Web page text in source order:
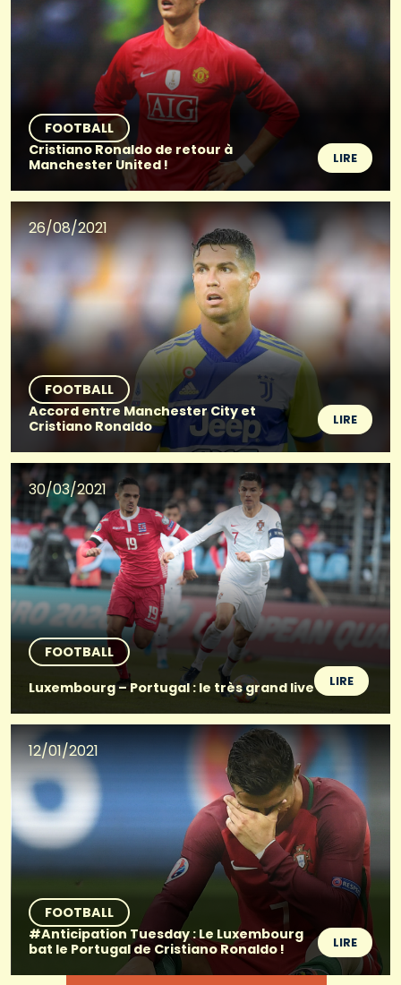
FOOTBALL
Cristiano Ronaldo de retour à
Manchester United !
LIRE
26/08/2021
FOOTBALL
Accord entre Manchester City et
Cristiano Ronaldo
LIRE
30/03/2021
FOOTBALL
Luxembourg – Portugal : le très grand live
LIRE
12/01/2021
FOOTBALL
#Anticipation Tuesday : Le Luxembourg
bat le Portugal de Cristiano Ronaldo !
LIRE